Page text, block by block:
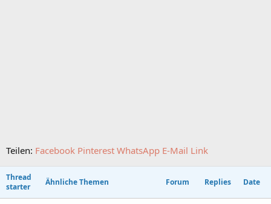
Teilen: Facebook Pinterest WhatsApp E-Mail Link
Thread
starter
Ähnliche Themen Forum Replies Date